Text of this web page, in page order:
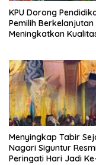
KPU Dorong
Pemilih Berkelanjutan
Meningkatkan
Menyingkap Tabir
Nagari Siguntur
Peringati Hari Jadi